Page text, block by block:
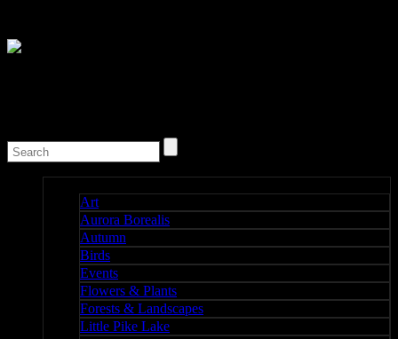
Art
Aurora Borealis
Autumn
Birds
Events
Flowers & Plants
Forests & Landscapes
Little Pike Lake